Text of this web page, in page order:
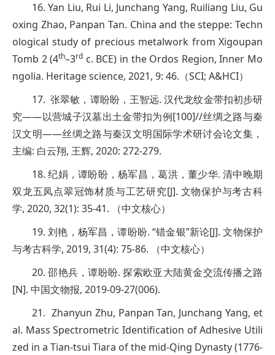
16. Yan Liu, Rui Li, Junchang Yang, Ruiliang Liu, Gu
oxing Zhao, Panpan Tan. China and the steppe: Techn
ological study of precious metalwork from Xigoupan
Tomb 2 (4th–3rd c. BCE) in the Ordos Region, Inner Mo
ngolia. Heritage science, 2021, 9: 46.（SCI; A&HCI）
17. 张翠敏，谭盼盼，王智远. 汉代龙纹金带扣初步研
究——以营城子汉墓出土金带扣为例[100]//丝绸之路与秦
汉文明——丝绸之路与秦汉文明国际学术研讨会论文集，
主编: 白云翔, 王辉, 2020: 272-279.
18. 纪娟，谭盼盼，杨军昌，葛洪，董少华. 清中晚期
双龙五凤点翠冠饰材质与工艺研究[J]. 文物保护与考古科
学, 2020, 32(1): 35-41. （中文核心）
19. 刘艳，杨军昌，谭盼盼. “错金银”新论[J]. 文物保护
与考古科学, 2019, 31(4): 75-86. （中文核心）
20. 邵艳兵，谭盼盼. 探索欧亚大陆黄金交流传播之路
[N]. 中国文物报, 2019-09-27(006).
21. Zhanyun Zhu, Panpan Tan, Junchang Yang, et
al. Mass Spectrometric Identification of Adhesive Utili
zed in a Tian-tsui Tiara of the mid-Qing Dynasty (1776-